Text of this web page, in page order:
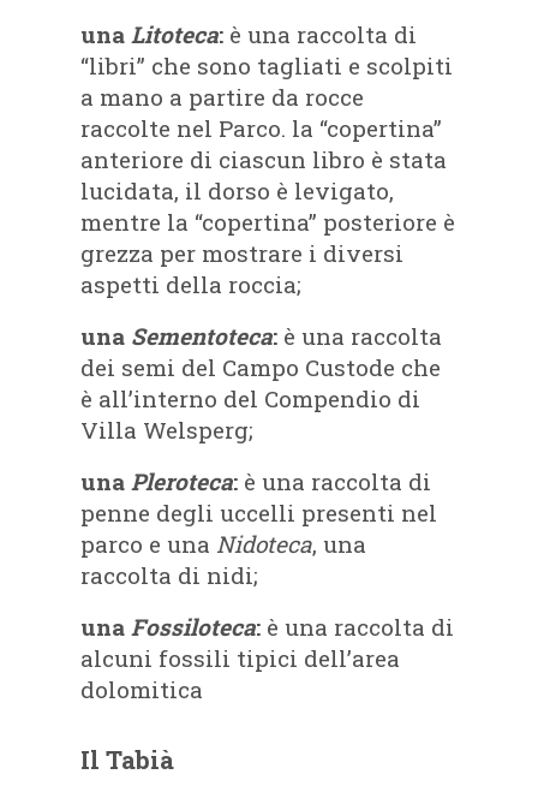
unaLitoteca: è una raccolta di
“libri” che sono tagliati e scolpiti
a mano a partire da rocce
raccolte nel Parco. la “copertina”
anteriore di ciascun libro è stata
lucidata, il dorso è levigato,
mentre la “copertina” posteriore è
grezza per mostrare i diversi
aspetti della roccia;
una Sementoteca: è una raccolta
dei semi del Campo Custode che
è all’interno del Compendio di
Villa Welsperg;
unaPleroteca: è una raccolta di
penne degli uccelli presenti nel
parco e una Nidoteca, una
raccolta di nidi;
unaFossiloteca: è una raccolta di
alcuni fossili tipici dell’area
dolomitica
Il Tabià